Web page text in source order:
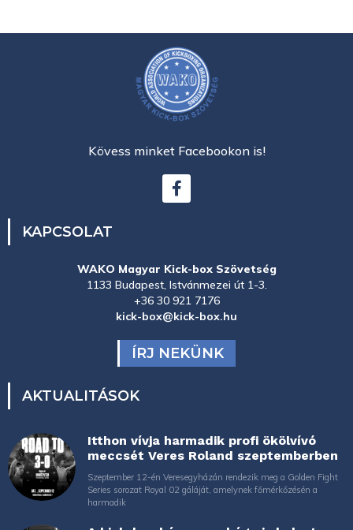
Kövess minket Facebookon is!
KAPCSOLAT
WAKO Magyar Kick-box Szövetség
1133 Budapest, Istvánmezei út 1-3.
+36 30 921 7176
kick-box@kick-box.hu
ÍRJ NEKÜNK
AKTUALITÁSOK
Itthon vívja harmadik profi ökölvívó
meccsét Veres Roland szeptemberben
Szeptember 12-én Veresegyházán rendezik meg a Golden Fight
Series sorozat Royal 02 gáláját, amelynek főmérkőzésén a
harmadik